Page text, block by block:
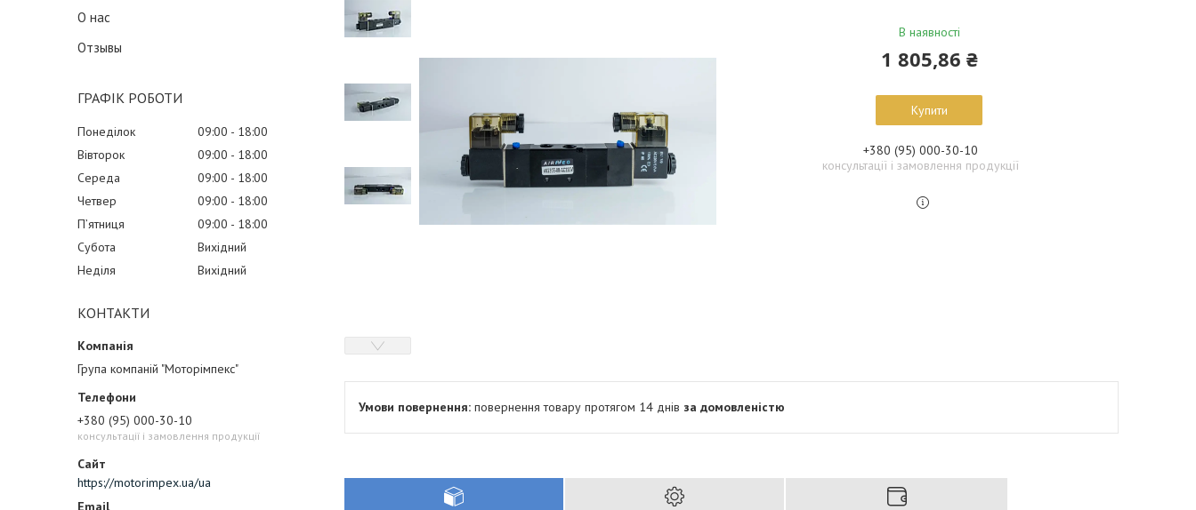
О нас
Отзывы
ГРАФІК РОБОТИ
Понеділок 09:00
18:00
Вівторок
09:00
18:00
Середа
09:00
18:00
Четвер
09:00
18:00
Пʼятниця
09:00
18:00
Субота
Вихідний
Неділя
Вихідний
КОНТАКТИ
Група компаній "Моторімпекс"
+380 (95) 000-30-10
консультації і замовлення продукції
https://motorimpex.ua/ua
В наявності
1 805,86 ₴
Купити
+380 (95) 000-30-10
консультації і замовлення продукції
повернення товару протягом 14 днів за домовленістю